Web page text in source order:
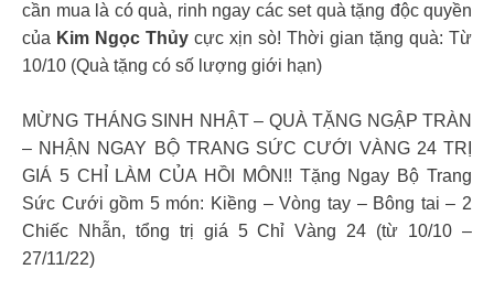
cần mua là có quà, rinh ngay các set quà tặng độc quyền
của Kim Ngọc Thủy cực xịn sò! Thời gian tặng quà: Từ
10/10 (Quà tặng có số lượng giới hạn)
MỪNG THÁNG SINH NHẬT – QUÀ TẶNG NGẬP TRÀN
– NHẬN NGAY BỘ TRANG SỨC CƯỚI VÀNG 24 TRỊ
GIÁ 5 CHỈ LÀM CỦA HỒI MÔN!! Tặng Ngay Bộ Trang
Sức Cưới gồm 5 món: Kiềng – Vòng tay – Bông tai – 2
Chiếc Nhẫn, tổng trị giá 5 Chỉ Vàng 24 (từ 10/10 –
27/11/22)